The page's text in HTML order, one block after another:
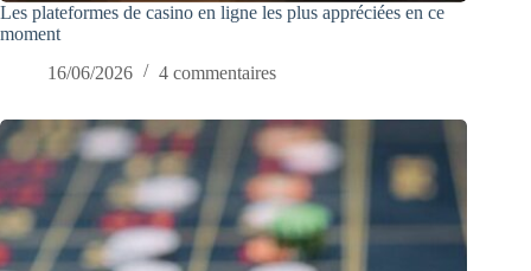
Les plateformes de casino en ligne les plus appréciées en ce
moment
16/06/2026
4 commentaires